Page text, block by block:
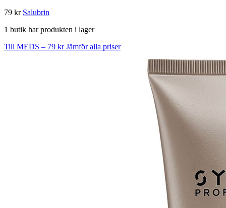
79 kr Salubrin
1 butik har produkten i lager
Till MEDS – 79 krJämför alla priser